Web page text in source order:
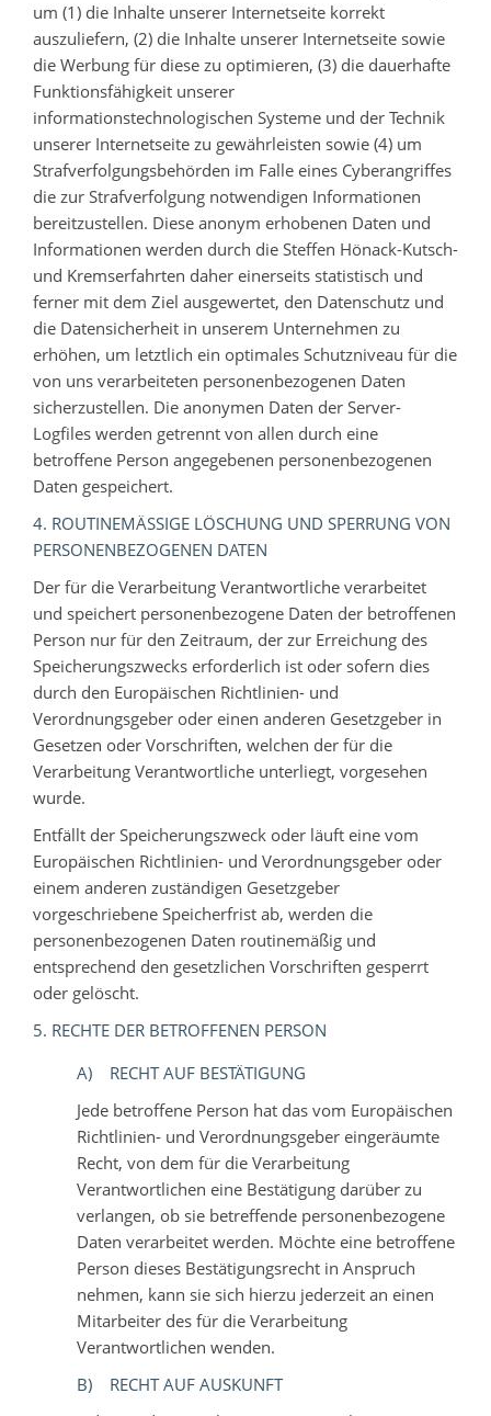
um (1) die Inhalte unserer Internetseite korrekt
auszuliefern, (2) die Inhalte unserer Internetseite sowie
die Werbung für diese zu optimieren, (3) die dauerhafte
Funktionsfähigkeit unserer
informationstechnologischen Systeme und der Technik
unserer Internetseite zu gewährleisten sowie (4) um
Strafverfolgungsbehörden im Falle eines Cyberangriffes
die zur Strafverfolgung notwendigen Informationen
bereitzustellen. Diese anonym erhobenen Daten und
Informationen werden durch die Steffen Hönack-Kutsch-
und Kremserfahrten daher einerseits statistisch und
ferner mit dem Ziel ausgewertet, den Datenschutz und
die Datensicherheit in unserem Unternehmen zu
erhöhen, um letztlich ein optimales Schutzniveau für die
von uns verarbeiteten personenbezogenen Daten
sicherzustellen. Die anonymen Daten der Server-
Logfiles werden getrennt von allen durch eine
betroffene Person angegebenen personenbezogenen
Daten gespeichert.
4. ROUTINEMÄSSIGE LÖSCHUNG UND SPERRUNG VON P
ERSONENBEZOGENEN DATEN
Der für die Verarbeitung Verantwortliche verarbeitet
und speichert personenbezogene Daten der betroffenen
Person nur für den Zeitraum, der zur Erreichung des
Speicherungszwecks erforderlich ist oder sofern dies
durch den Europäischen Richtlinien- und
Verordnungsgeber oder einen anderen Gesetzgeber in
Gesetzen oder Vorschriften, welchen der für die
Verarbeitung Verantwortliche unterliegt, vorgesehen
wurde.
Entfällt der Speicherungszweck oder läuft eine vom
Europäischen Richtlinien- und Verordnungsgeber oder
einem anderen zuständigen Gesetzgeber
vorgeschriebene Speicherfrist ab, werden die
personenbezogenen Daten routinemäßig und
entsprechend den gesetzlichen Vorschriften gesperrt
oder gelöscht.
5. RECHTE DER BETROFFENEN PERSON
A) RECHT AUF BESTÄTIGUNG
Jede betroffene Person hat das vom Europäischen
Richtlinien- und Verordnungsgeber eingeräumte
Recht, von dem für die Verarbeitung
Verantwortlichen eine Bestätigung darüber zu
verlangen, ob sie betreffende personenbezogene
Daten verarbeitet werden. Möchte eine betroffene
Person dieses Bestätigungsrecht in Anspruch
nehmen, kann sie sich hierzu jederzeit an einen
Mitarbeiter des für die Verarbeitung
Verantwortlichen wenden.
B) RECHT AUF AUSKUNFT